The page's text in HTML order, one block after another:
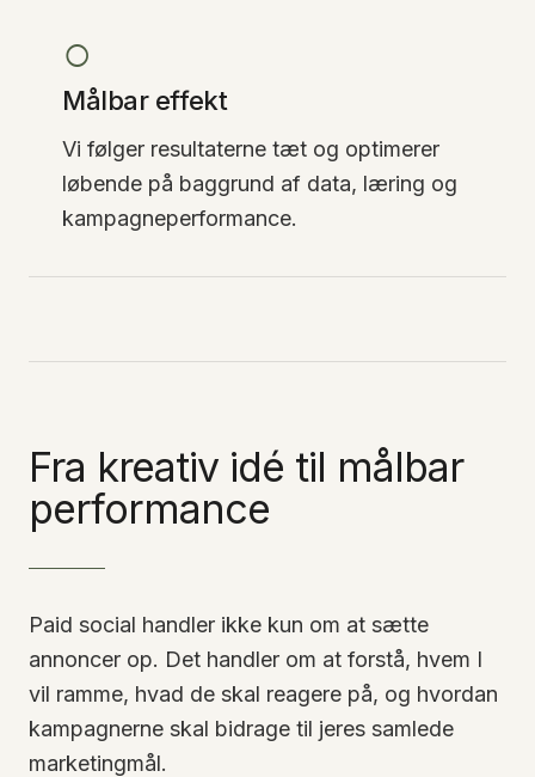
○
Målbar effekt
Vi følger resultaterne tæt og optimerer
løbende på baggrund af data, læring og
kampagneperformance.
Fra kreativ idé til målbar
performance
Paid social handler ikke kun om at sætte
annoncer op. Det handler om at forstå, hvem I
vil ramme, hvad de skal reagere på, og hvordan
kampagnerne skal bidrage til jeres samlede
marketingmål.